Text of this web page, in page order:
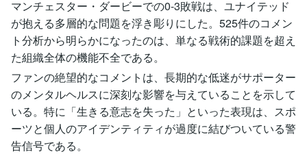
マンチェスター・ダービーでの0-3敗戦は、ユナイテッド
が抱える多層的な問題を浮き彫りにした。525件のコメン
ト分析から明らかになったのは、単なる戦術的課題を超え
た組織全体の機能不全である。
ファンの絶望的なコメントは、長期的な低迷がサポーター
のメンタルヘルスに深刻な影響を与えていることを示して
いる。特に「生きる意志を失った」といった表現は、スポ
ーツと個人のアイデンティティが過度に結びついている警
告信号である。